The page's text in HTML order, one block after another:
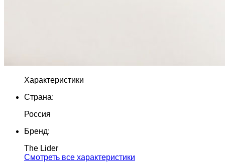
Характеристики
Страна:
Россия
Бренд:
The Lider
Cмотреть все характеристики